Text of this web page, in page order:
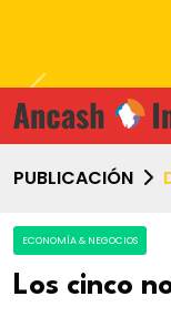
Previous
PUBLICACIÓN
ECONOMÍA & NEGOCIOS
Los cinco